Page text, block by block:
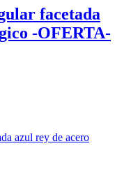
facetada
-OFERTA-